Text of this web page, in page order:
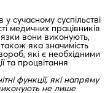
сучасному суспільстві
медичних працівників
вони виконують,
яка значимість
які є необхідними
та процвітання
функції, які напряму
не лише